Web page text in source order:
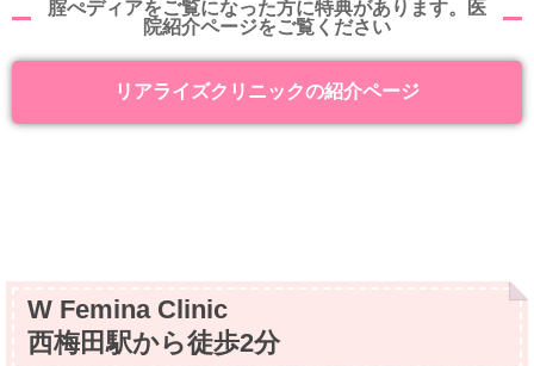
腟ぺディアをご覧になった方に特典があります。医
院紹介ページをご覧ください
リアライズクリニックの紹介ページ
W Femina Clinic
西梅田駅から徒歩2分